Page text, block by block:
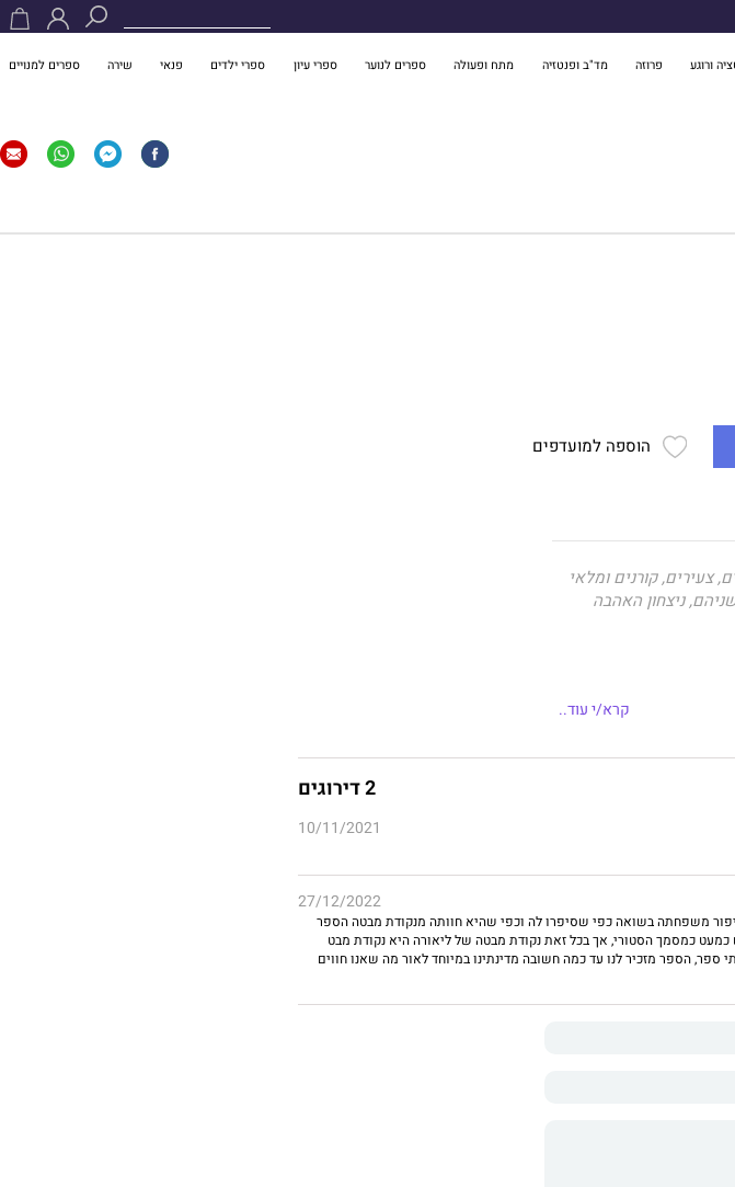
ורוגע פרוזה מד"ב ופנטזיה מתח ופעולה ספרים לנוער ספרי עיון ספרי ילדים פנאי שירה ספרים למנויים
הוספה למועדפים
צעירים, קורנים ומלאי
ניצחון האהבה
אחרי מלחמת העולם
להם ואת כל עולמם,
חיים חדשים מתוך
אוניברסיטת בר-אילן,
ספרה הראשון.
קרא/י עוד..
2 דירוגים
10/11/2021
27/12/2022
משפחתה בשואה כפי שסיפרו לה וכפי שהיא חוותה מנקודת מבטה הספר
כמסמך הסטורי, אך בכל זאת נקודת מבטה של ליאורה היא נקודת מבט
הספר מזכיר לנו עד כמה חשובה מדינתינו במיוחד לאור מה שאנו חווים